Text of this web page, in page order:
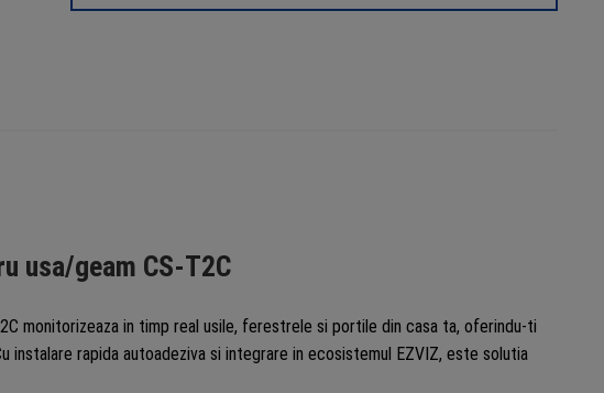
si
usa/geam CS-T2C
monitorizeaza in timp real usile, ferestrele si portile din casa ta, oferindu-ti
rapida autoadeziva si integrare in ecosistemul EZVIZ, este solutia